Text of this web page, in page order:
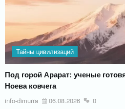
Тайны цивилизаций
Под горой Арарат: ученые
Ноева ковчега
info-dimurra 06.08.2026 0